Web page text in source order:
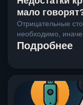
мало
Отрицательные
необходимо,
Подробнее